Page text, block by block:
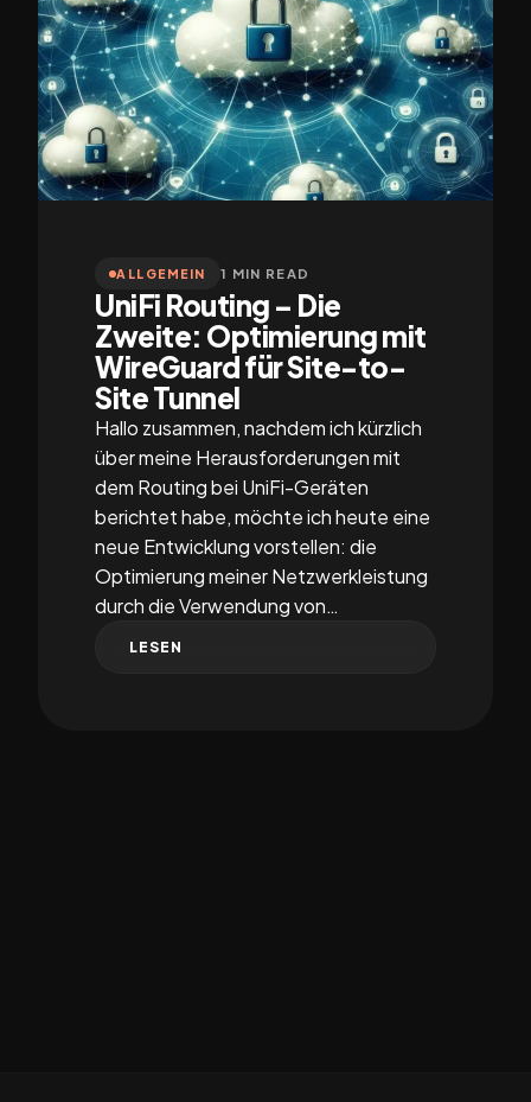
ALLGEMEIN 1 MIN READ
UniFi Routing – Die
Zweite: Optimierung mit
WireGuard für Site-to-
Site Tunnel
Hallo zusammen, nachdem ich kürzlich
über meine Herausforderungen mit
dem Routing bei UniFi-Geräten
berichtet habe, möchte ich heute eine
neue Entwicklung vorstellen: die
Optimierung meiner Netzwerkleistung
durch die Verwendung von…
LESEN